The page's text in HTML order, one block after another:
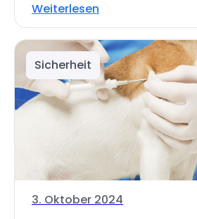
Weiterlesen
Sicherheit
3. Oktober 2024